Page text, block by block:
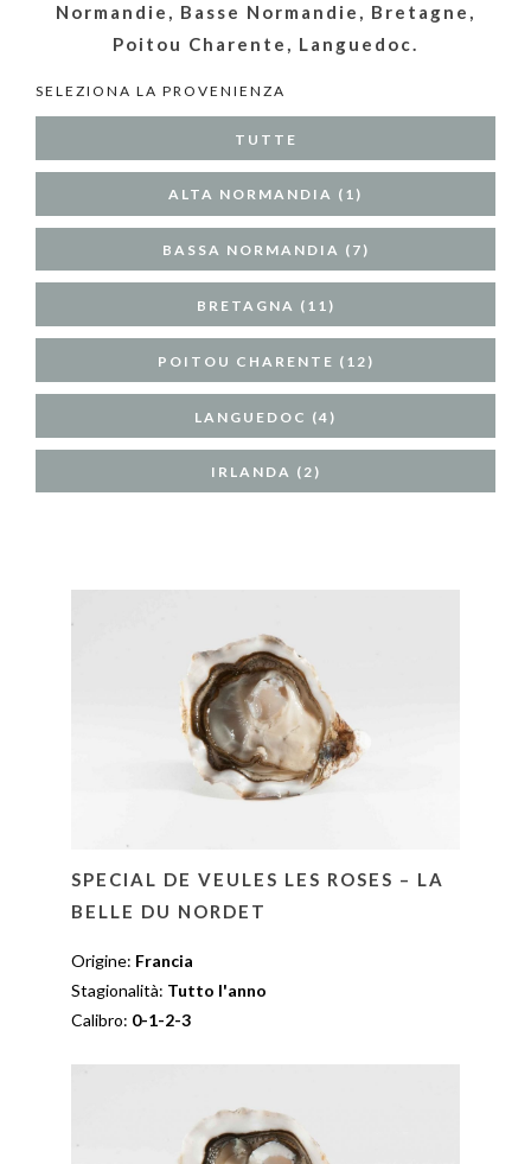
Normandie, Basse Normandie, Bretagne,
Poitou Charente, Languedoc.
SELEZIONA LA PROVENIENZA
TUTTE
ALTA NORMANDIA (1)
BASSA NORMANDIA (7)
BRETAGNA (11)
POITOU CHARENTE (12)
LANGUEDOC (4)
IRLANDA (2)
SPECIAL DE VEULES LES ROSES – LA
BELLE DU NORDET
Origine: Francia
Stagionalità: Tutto l'anno
Calibro: 0-1-2-3